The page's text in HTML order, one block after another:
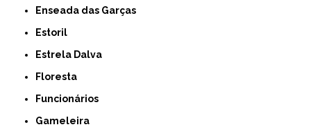
Enseada das Garças
Estoril
Estrela Dalva
Floresta
Funcionários
Gameleira